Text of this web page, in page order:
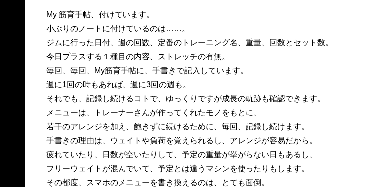
My 筋育手帖、付けています。
小ぶりのノートに付けているのは……。
ジムに行った日付、週の回数、定番のトレーニング名、重量、回数とセット数。
今日プラスする１種目の内容、ストレッチの有無。
毎回、毎回、My筋育手帖に、手書きで記入しています。
週に1回の時もあれば、週に3回の週も。
それでも、記録し続けるコトで、ゆっくりですが成長の軌跡も確認できます。
メニューは、トレーナーさんが作ってくれたモノをもとに、
若干のアレンジを加え、飽きずに続けるために、毎回、記録し続けます。
手書きの理由は、ウェイトや負荷を覚えられるし、アレンジが容易だから。
疲れていたり、日数が空いたりして、予定の重量が挙がらない日もあるし、
フリーウェイトが混んでいて、予定とは違うマシンを使ったりもします。
その都度、スマホのメニューを書き換えるのは、とても面倒。